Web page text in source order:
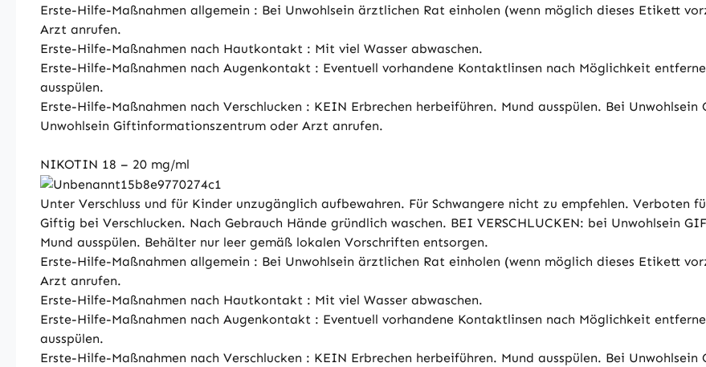
Erste-Hilfe-Maßnahmen allgemein : Bei Unwohlsein ärztlichen Rat einholen (wenn möglich dieses Etikett
Arzt anrufen.
Erste-Hilfe-Maßnahmen nach Hautkontakt : Mit viel Wasser abwaschen.
Erste-Hilfe-Maßnahmen nach Augenkontakt : Eventuell vorhandene Kontaktlinsen nach Möglichkeit
ausspülen.
Erste-Hilfe-Maßnahmen nach Verschlucken : KEIN Erbrechen herbeiführen. Mund ausspülen. Bei Unwohlsein
Unwohlsein Giftinformationszentrum oder Arzt anrufen.
NIKOTIN 18 – 20 mg/ml
Unter Verschluss und für Kinder unzugänglich aufbewahren. Für Schwangere nicht zu empfehlen. Verboten
Giftig bei Verschlucken. Nach Gebrauch Hände gründlich waschen. BEI VERSCHLUCKEN: bei Unwohlsein
Mund ausspülen. Behälter nur leer gemäß lokalen Vorschriften entsorgen.
Erste-Hilfe-Maßnahmen allgemein : Bei Unwohlsein ärztlichen Rat einholen (wenn möglich dieses Etikett
Arzt anrufen.
Erste-Hilfe-Maßnahmen nach Hautkontakt : Mit viel Wasser abwaschen.
Erste-Hilfe-Maßnahmen nach Augenkontakt : Eventuell vorhandene Kontaktlinsen nach Möglichkeit
ausspülen.
Erste-Hilfe-Maßnahmen nach Verschlucken : KEIN Erbrechen herbeiführen. Mund ausspülen. Bei Unwohlsein